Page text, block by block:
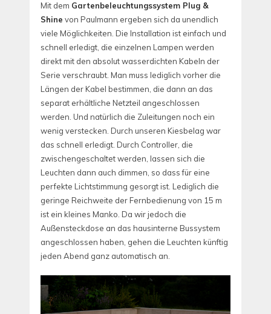
Mit dem Gartenbeleuchtungssystem Plug &
Shine von Paulmann ergeben sich da unendlich
viele Möglichkeiten. Die Installation ist einfach und
schnell erledigt, die einzelnen Lampen werden
direkt mit den absolut wasserdichten Kabeln der
Serie verschraubt. Man muss lediglich vorher die
Längen der Kabel bestimmen, die dann an das
separat erhältliche Netzteil angeschlossen
werden. Und natürlich die Zuleitungen noch ein
wenig verstecken. Durch unseren Kiesbelag war
das schnell erledigt. Durch Controller, die
zwischengeschaltet werden, lassen sich die
Leuchten dann auch dimmen, so dass für eine
perfekte Lichtstimmung gesorgt ist. Lediglich die
geringe Reichweite der Fernbedienung von 15 m
ist ein kleines Manko. Da wir jedoch die
Außensteckdose an das hausinterne Bussystem
angeschlossen haben, gehen die Leuchten künftig
jeden Abend ganz automatisch an.